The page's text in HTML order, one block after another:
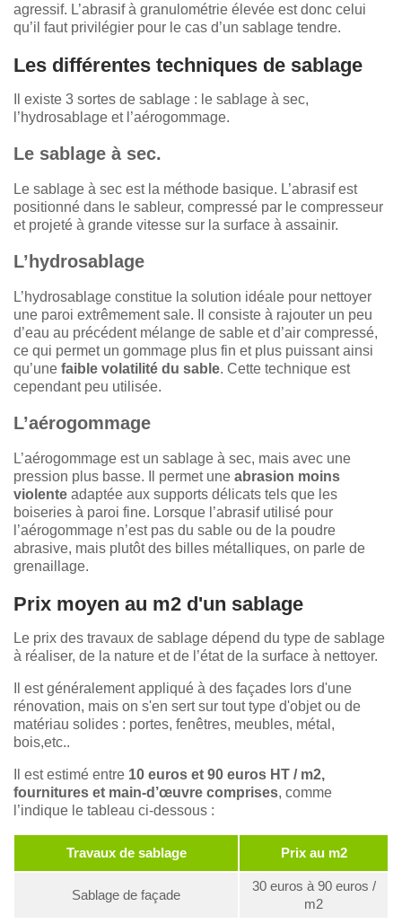
agressif. L’abrasif à granulométrie élevée est donc celui
qu’il faut privilégier pour le cas d’un sablage tendre.
Les différentes techniques de sablage
Il existe 3 sortes de sablage : le sablage à sec,
l’hydrosablage et l’aérogommage.
Le sablage à sec.
Le sablage à sec est la méthode basique. L’abrasif est
positionné dans le sableur, compressé par le compresseur
et projeté à grande vitesse sur la surface à assainir.
L’hydrosablage
L’hydrosablage constitue la solution idéale pour nettoyer
une paroi extrêmement sale. Il consiste à rajouter un peu
d’eau au précédent mélange de sable et d’air compressé,
ce qui permet un gommage plus fin et plus puissant ainsi
qu’une faible volatilité du sable. Cette technique est
cependant peu utilisée.
L’aérogommage
L’aérogommage est un sablage à sec, mais avec une
pression plus basse. Il permet une abrasion moins
violente adaptée aux supports délicats tels que les
boiseries à paroi fine. Lorsque l’abrasif utilisé pour
l’aérogommage n’est pas du sable ou de la poudre
abrasive, mais plutôt des billes métalliques, on parle de
grenaillage.
Prix moyen au m2 d'un sablage
Le prix des travaux de sablage dépend du type de sablage
à réaliser, de la nature et de l’état de la surface à nettoyer.
Il est généralement appliqué à des façades lors d'une
rénovation, mais on s'en sert sur tout type d'objet ou de
matériau solides : portes, fenêtres, meubles, métal,
bois,etc..
Il est estimé entre 10 euros et 90 euros HT / m2,
fournitures et main-d’œuvre comprises, comme
l’indique le tableau ci-dessous :
Travaux de sablage Prix au m2
Sablage de façade
30 euros à 90 euros /
m2